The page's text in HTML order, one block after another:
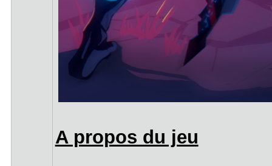
A propos du jeu